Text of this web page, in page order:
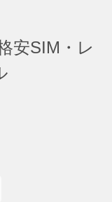
安SIM・レ